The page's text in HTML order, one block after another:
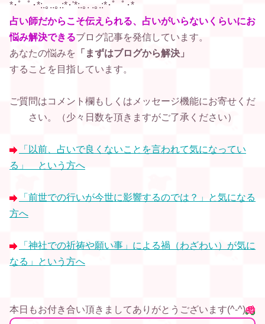
*･゜ﾟ･*:.｡..｡.:*･'*:.｡. .｡.:*･゜ﾟ･*
占い師だからこそ伝えられる、占いがいらないくらいにお
悩み解決できるブログ記事を発信しています。
あなたの悩みを
「まずはブログから解決」
することを目指しています。
ご質問はコメント欄もしくはメッセージ機能にお寄せくだ
さい。
（少々日数を頂きますがご了承ください）
「以前、占いで良くないことを言われて気になってい
る」 という方へ
「前世での行いが今世に影響するのでは？」と気になる
方へ
「神社での祈祷や願い事」による禍（わざわい）が気に
なる」という方へ
本日もお付き合い頂きましてありがとうございます(^-^)